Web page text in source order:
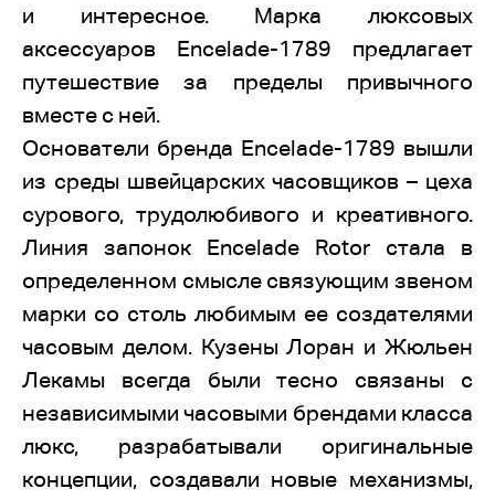
и интересное. Марка люксовых
аксессуаров Encelade-1789 предлагает
путешествие за пределы привычного
вместе с ней.
Основатели бренда Encelade-1789 вышли
из среды швейцарских часовщиков – цеха
сурового, трудолюбивого и креативного.
Линия запонок Encelade Rotor стала в
определенном смысле связующим звеном
марки со столь любимым ее создателями
часовым делом. Кузены Лоран и Жюльен
Лекамы всегда были тесно связаны с
независимыми часовыми брендами класса
люкс, разрабатывали оригинальные
концепции, создавали новые механизмы,